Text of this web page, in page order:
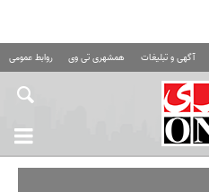
آگهی و تبلیغات همشهری تی وی روابط عمومی